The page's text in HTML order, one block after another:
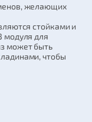
желающих
стойками и
модуля для
может быть
чтобы